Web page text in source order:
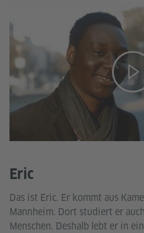
Eric
Das ist Eric. Er kommt aus
Mannheim. Dort studiert er
Menschen. Deshalb lebt er in